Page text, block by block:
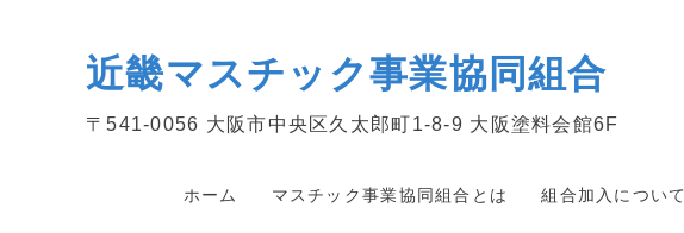
近畿マスチック事業協同組合
〒541-0056 大阪市中央区久太郎町1-8-9 大阪塗料会館6F
ホーム マスチック事業協同組合とは 組合加入について